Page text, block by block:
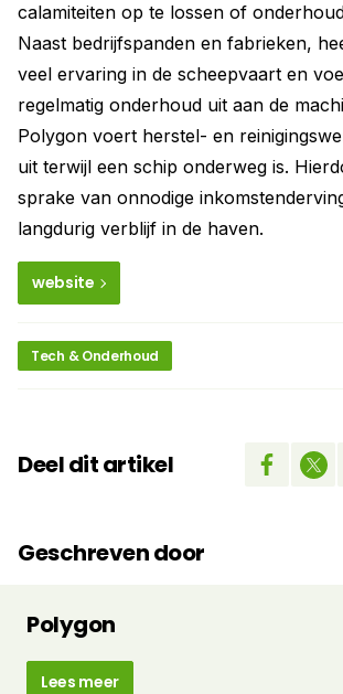
calamiteiten op te lossen of
Naast bedrijfspanden en fabrieken,
veel ervaring in de scheepvaart en
regelmatig onderhoud uit aan de
Polygon voert herstel- en
uit terwijl een schip onderweg is.
sprake van onnodige
langdurig verblijf in de haven.
website
Tech & Onderhoud
Deel dit artikel
Geschreven door
Polygon
Lees meer